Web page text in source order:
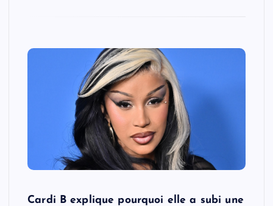
Cardi B explique pourquoi elle a subi une